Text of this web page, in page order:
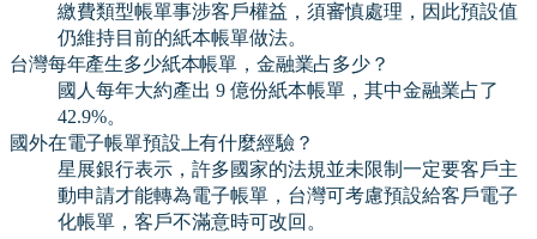
繳費類型帳單事涉客戶權益，須審慎處理，因此預設值
仍維持目前的紙本帳單做法。
台灣每年產生多少紙本帳單，金融業占多少？
國人每年大約產出 9 億份紙本帳單，其中金融業占了
42.9%。
國外在電子帳單預設上有什麼經驗？
星展銀行表示，許多國家的法規並未限制一定要客戶主
動申請才能轉為電子帳單，台灣可考慮預設給客戶電子
化帳單，客戶不滿意時可改回。